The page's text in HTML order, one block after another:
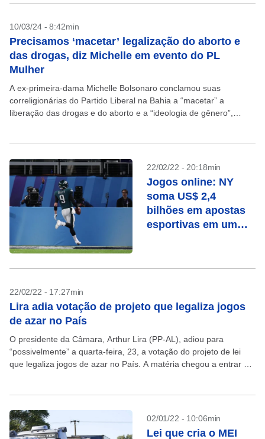
10/03/24 - 8:42min
Precisamos ‘macetar’ legalização do aborto e
das drogas, diz Michelle em evento do PL
Mulher
A ex-primeira-dama Michelle Bolsonaro conclamou suas
correligionárias do Partido Liberal na Bahia a “macetar” a
liberação das drogas e do aborto e a “ideologia de gênero”,
22/02/22 - 20:18min
Jogos online: NY
soma US$ 2,4
bilhões em apostas
esportivas em um
22/02/22 - 17:27min
Lira adia votação de projeto que legaliza jogos
de azar no País
O presidente da Câmara, Arthur Lira (PP-AL), adiou para
“possivelmente” a quarta-feira, 23, a votação do projeto de lei
que legaliza jogos de azar no País. A matéria chegou a entrar na
02/01/22 - 10:06min
Lei que cria o MEI